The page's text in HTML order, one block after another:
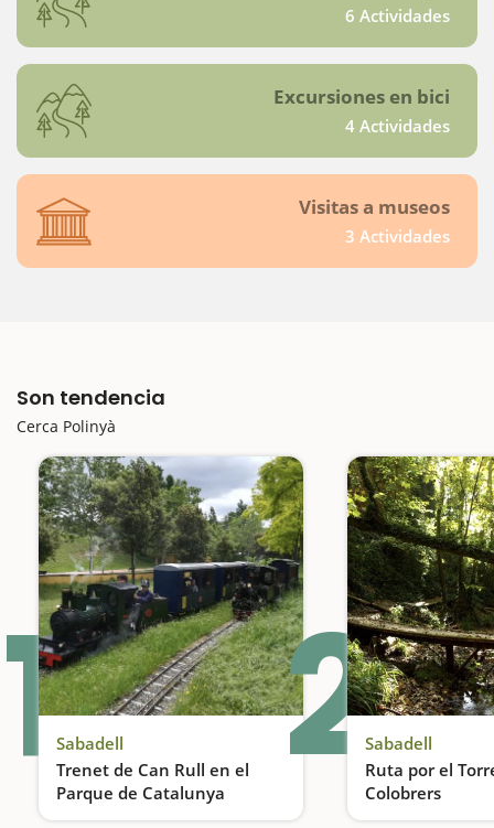
6 Actividades
Excursiones en bici
4 Actividades
Visitas a museos
3 Actividades
Son tendencia
Cerca Polinyà
1Sabadell
Trenet de Can Rull en el
Parque de Catalunya
Una actividad ideal para hacer con niños cerca de Barcelona
2Sabadell
Ruta por el
Colobrers